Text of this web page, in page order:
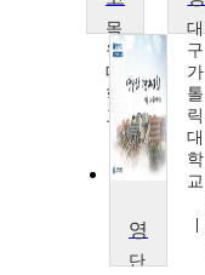
목
원
대
학
교
이
아
대
구
가
톨
릭
대
학
교
단